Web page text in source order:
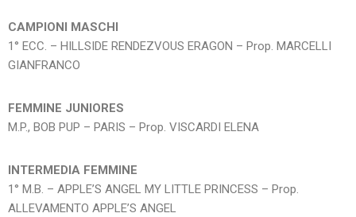
CAMPIONI MASCHI
1° ECC. – HILLSIDE RENDEZVOUS ERAGON – Prop. MARCELLI
GIANFRANCO
FEMMINE JUNIORES
M.P., BOB PUP – PARIS – Prop. VISCARDI ELENA
INTERMEDIA FEMMINE
1° M.B. – APPLE’S ANGEL MY LITTLE PRINCESS – Prop.
ALLEVAMENTO APPLE’S ANGEL